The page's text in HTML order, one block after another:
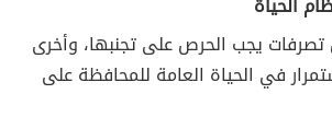
يجب الحرص على تجنبها، وأخرى
في الحياة العامة للمحافظة على